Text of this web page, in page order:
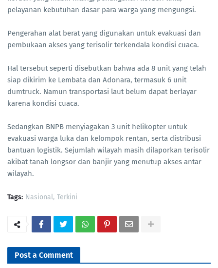
pelayanan kebutuhan dasar para warga yang mengungsi.
Pengerahan alat berat yang digunakan untuk evakuasi dan
pembukaan akses yang terisolir terkendala kondisi cuaca.
Hal tersebut seperti disebutkan bahwa ada 8 unit yang telah
siap dikirim ke Lembata dan Adonara, termasuk 6 unit
dumtruck. Namun transportasi laut belum dapat berlayar
karena kondisi cuaca.
Sedangkan BNPB menyiagakan 3 unit helikopter untuk
evakuasi warga luka dan kelompok rentan, serta distribusi
bantuan logistik. Sejumlah wilayah masih dilaporkan terisolir
akibat tanah longsor dan banjir yang menutup akses antar
wilayah.
Tags: Nasional Terkini
Post a Comment